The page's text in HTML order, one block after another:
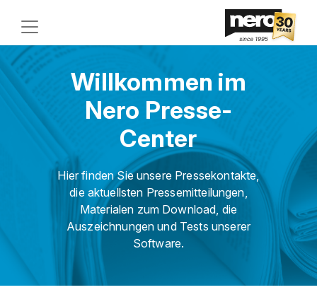
Willkommen im
Nero Presse-
Center
Hier finden Sie unsere Pressekontakte,
die aktuellsten Pressemitteilungen,
Materialen zum Download, die
Auszeichnungen und Tests unserer
Software.